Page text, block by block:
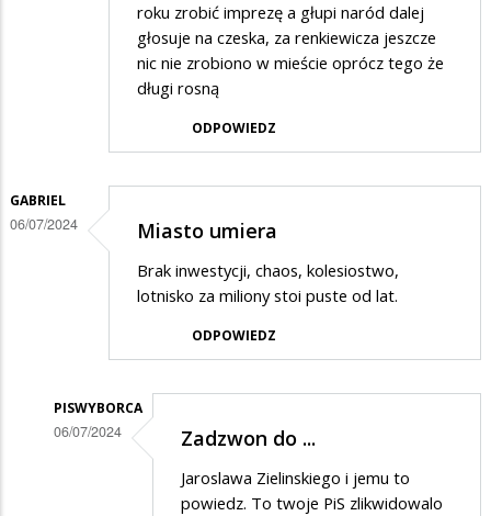
roku zrobić imprezę a głupi naród dalej
głosuje na czeska, za renkiewicza jeszcze
nic nie zrobiono w mieście oprócz tego że
długi rosną
ODPOWIEDZ
GABRIEL
06/07/2024 Miasto umiera
Brak inwestycji, chaos, kolesiostwo,
lotnisko za miliony stoi puste od lat.
ODPOWIEDZ
PISWYBORCA
06/07/2024 Zadzwon do ...
Jaroslawa Zielinskiego i jemu to
powiedz. To twoje PiS zlikwidowalo